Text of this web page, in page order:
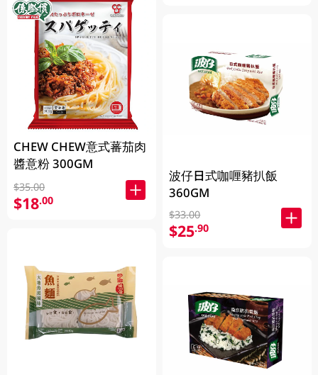
CHEW CHEW意式蕃茄肉
醬意粉 300GM
$35.00
$18.00
波仔日式咖喱豬扒飯
360GM
$33.00
$25.90